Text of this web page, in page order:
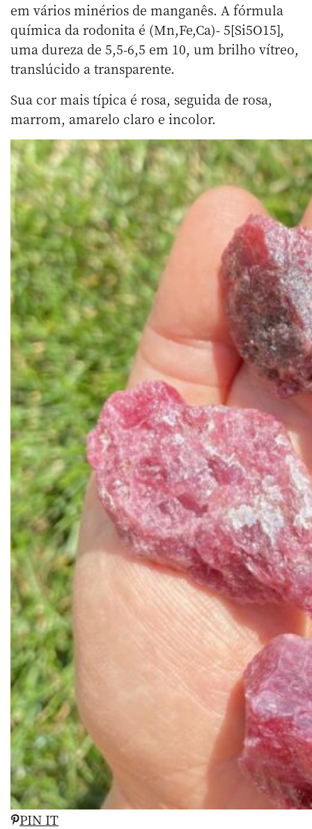
em vários minérios de manganês. A fórmula
química da rodonita é (Mn,Fe,Ca)- 5[Si5O15],
uma dureza de 5,5-6,5 em 10, um brilho vítreo,
translúcido a transparente.
Sua cor mais típica é rosa, seguida de rosa,
marrom, amarelo claro e incolor.
PIN IT